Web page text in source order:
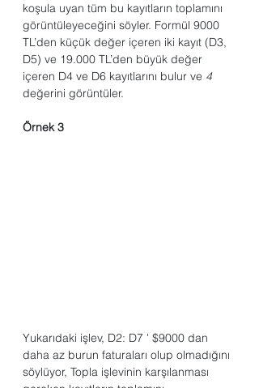
koşula uyan tüm bu kayıtların toplamını
görüntüleyeceğini söyler. Formül 9000
TL’den küçük değer içeren iki kayıt (D3,
D5) ve 19.000 TL’den büyük değer
içeren D4 ve D6 kayıtlarını bulur ve 4
değerini görüntüler.
Örnek 3
Yukarıdaki işlev, D2: D7 ' $9000 dan
daha az burun faturaları olup olmadığını
söylüyor, Topla işlevinin karşılanması